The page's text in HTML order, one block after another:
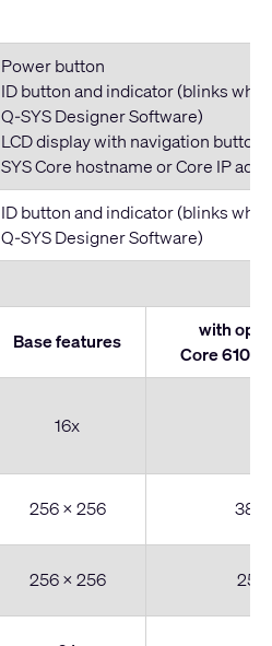
Power button
ID button and indicator (blinks
Q-SYS Designer Software)
LCD display with navigation
SYS Core hostname or Core IP
ID button and indicator (blinks
Q-SYS Designer Software)
Base features
with
Core 610
16x
256 x 256 384
256 x 256 256